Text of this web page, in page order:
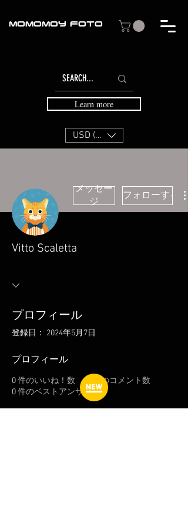
MOMOMOY FOTO
USD ($)
Learn more
メッセー
ジ
フォローする
Vitto Scaletta
プロフィール
登録日： 2024年5月7日
プロフィール
0件のいいね！数
件のコメント数
0件のベストアンサー数